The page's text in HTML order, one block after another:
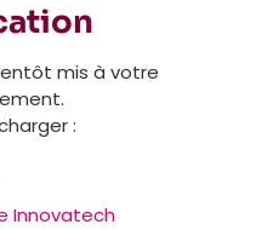
mis à votre
:
Innovatech